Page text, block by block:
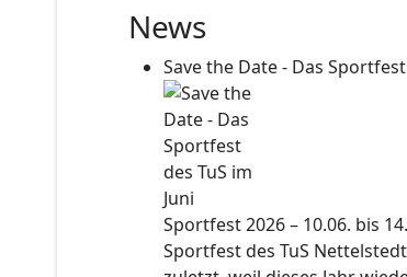
News
Save the Date - Das
Sportfest 2026 – 10.06. bis
Sportfest des TuS